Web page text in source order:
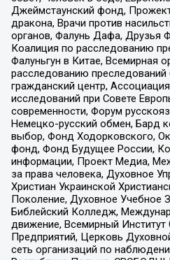
Джеймстаунский фонд,
дракона, Врачи против
органов, Фалунь Дафа, Друзья
Коалиция по расследованию
Фалуньгун в Китае, Всемирная
расследованию преследований
гражданский центр,
исследований при Совете
современности, Форум
Немецко-русский обмен, Бард
выбор, Фонд Ходорковского,
фонд, Фонд Будущее России,
информации, Проект Медиа,
за права человека, Духовное
Христиан Украинской
Поколение, Духовное Учебное
Библейский Колледж,
движение, Всемирный Институт
Предприятий, Церковь
сеть организаций по